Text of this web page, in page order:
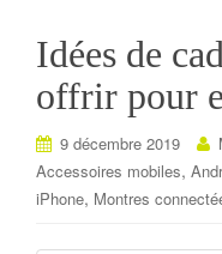
Idées de
offrir pour
9 décembre 2019
Accessoires mobiles,
iPhone, Montres